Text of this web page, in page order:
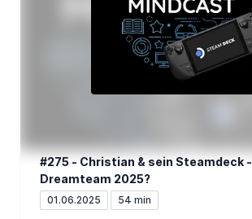
#275 - Christian & sein Steamdeck -
Dreamteam 2025?
01.06.2025 54 min